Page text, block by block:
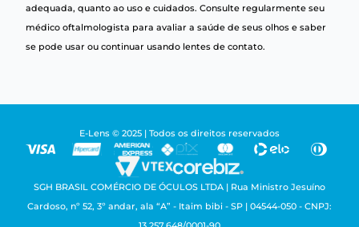
adequada, quanto ao uso e cuidados. Consulte regularmente seu
médico oftalmologista para avaliar a saúde de seus olhos e saber
se pode usar ou continuar usando lentes de contato.
E-Lens © 2025 | Todos os direitos reservados
SGH BRASIL COMÉRCIO DE ÓCULOS LTDA | Rua Ministro Jesuíno
Cardoso, nº 52, 3º andar, ala “A” - Itaim bibi - SP | 04544-050 - CNPJ: